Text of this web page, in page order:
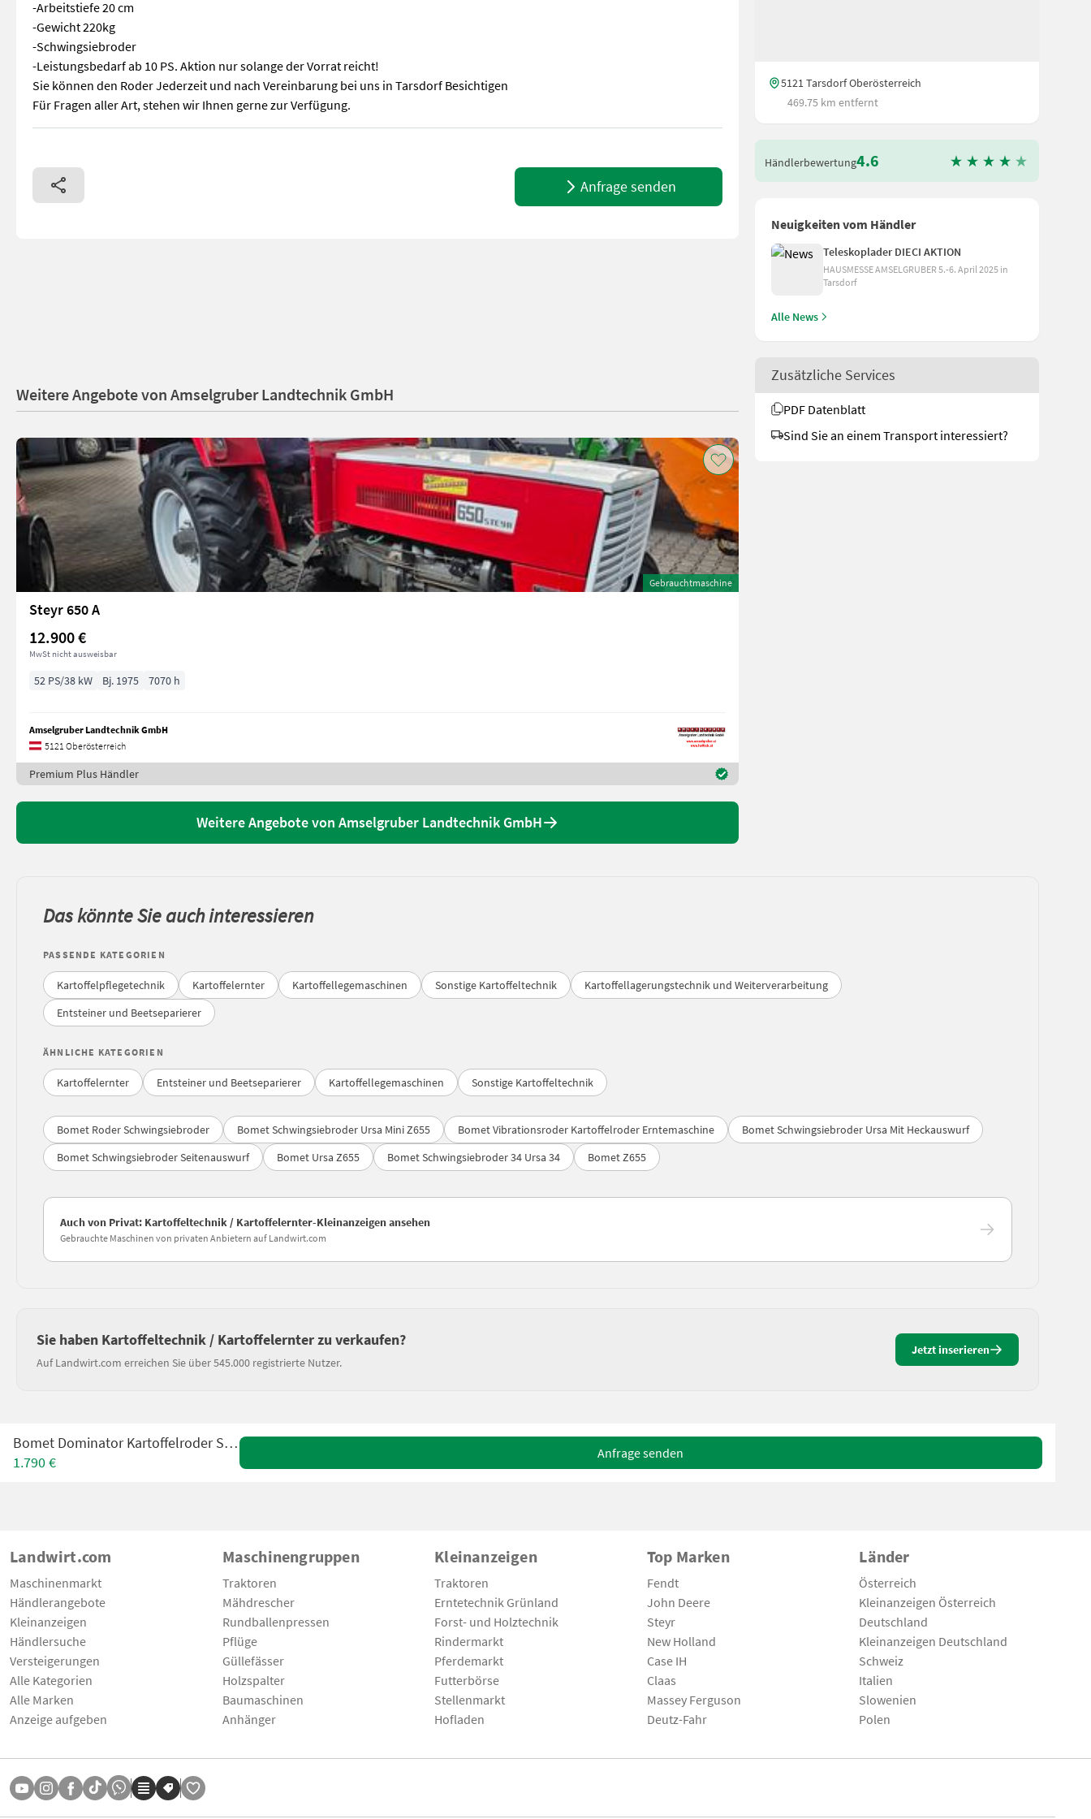
-Arbeitstiefe 20 cm
-Gewicht 220kg
-Schwingsiebroder
-Leistungsbedarf ab 10 PS. Aktion nur solange der Vorrat reicht!
Sie können den Roder Jederzeit und nach Vereinbarung bei uns in Tarsdorf Besichtigen
Für Fragen aller Art, stehen wir Ihnen gerne zur Verfügung.
SONDERAKTION Begrenzte Stückzahl Schwingsiebroder mit Seitenauswurf für Kartoffeln Kartoffelernter zum ernten von Kartoffeln und anderen Wurzelpflanzen -Abstand der Reihe 625-
Anfrage senden
5121 Tarsdorf Oberösterreich
469.75 km entfernt
Händlerbewertung4.6
Neuigkeiten vom Händler
Teleskoplader DIECI AKTION
HAUSMESSE AMSELGRUBER 5.-6. April 2025 in
Tarsdorf
Alle News
Zusätzliche Services
PDF Datenblatt
Sind Sie an einem Transport interessiert?
Weitere Angebote von Amselgruber Landtechnik GmbH
Gebrauchtmaschine
Steyr 650 A
12.900 €
MwSt nicht ausweisbar
52 PS/38 kW Bj. 1975 7070 h
Amselgruber Landtechnik GmbH
5121 Oberösterreich
Premium Plus Händler
Weitere Angebote von Amselgruber Landtechnik GmbH
Das könnte Sie auch interessieren
PASSENDE KATEGORIEN
Kartoffelpflegetechnik Kartoffelernter Kartoffellegemaschinen Sonstige Kartoffeltechnik
Kartoffellagerungstechnik und Weiterverarbeitung
Entsteiner und Beetseparierer
ÄHNLICHE KATEGORIEN
Kartoffelernter Entsteiner und Beetseparierer Kartoffellegemaschinen Sonstige Kartoffeltechnik
Bomet Roder Schwingsiebroder Bomet Schwingsiebroder Ursa Mini Z655 Bomet Vibrationsroder Kartoffelroder Erntemaschine
Bomet Schwingsiebroder Ursa Mit Heckauswurf
Bomet Schwingsiebroder Seitenauswurf
Bomet Ursa Z655 Bomet Schwingsiebroder 34 Ursa 34 Bomet Z655
Auch von Privat: Kartoffeltechnik / Kartoffelernter-Kleinanzeigen ansehen
Gebrauchte Maschinen von privaten Anbietern auf Landwirt.com
Sie haben Kartoffeltechnik / Kartoffelernter zu verkaufen?
Auf Landwirt.com erreichen Sie über 545.000 registrierte Nutzer.
Jetzt inserieren
Bomet Dominator Kartoffelroder Seitenauswurf
1.790 €
Anfrage senden
Landwirt.com
Maschinenmarkt
Händlerangebote
Kleinanzeigen
Händlersuche
Versteigerungen
Alle Kategorien
Alle Marken
Anzeige aufgeben
Maschinengruppen
Traktoren
Mähdrescher
Rundballenpressen
Pflüge
Güllefässer
Holzspalter
Baumaschinen
Anhänger
Kleinanzeigen
Traktoren
Erntetechnik Grünland
Forst- und Holztechnik
Rindermarkt
Pferdemarkt
Futterbörse
Stellenmarkt
Hofladen
Top Marken
Fendt
John Deere
Steyr
New Holland
Case IH
Claas
Massey Ferguson
Deutz-Fahr
Länder
Österreich
Kleinanzeigen Österreich
Deutschland
Kleinanzeigen Deutschland
Schweiz
Italien
Slowenien
Polen